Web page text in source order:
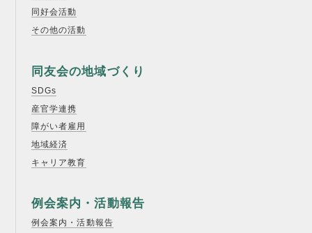
同好会活動
その他の活動
同友会の地域づくり
SDGs
産官学連携
障がい者雇用
地域経済
キャリア教育
例会案内・活動報告
例会案内・活動報告